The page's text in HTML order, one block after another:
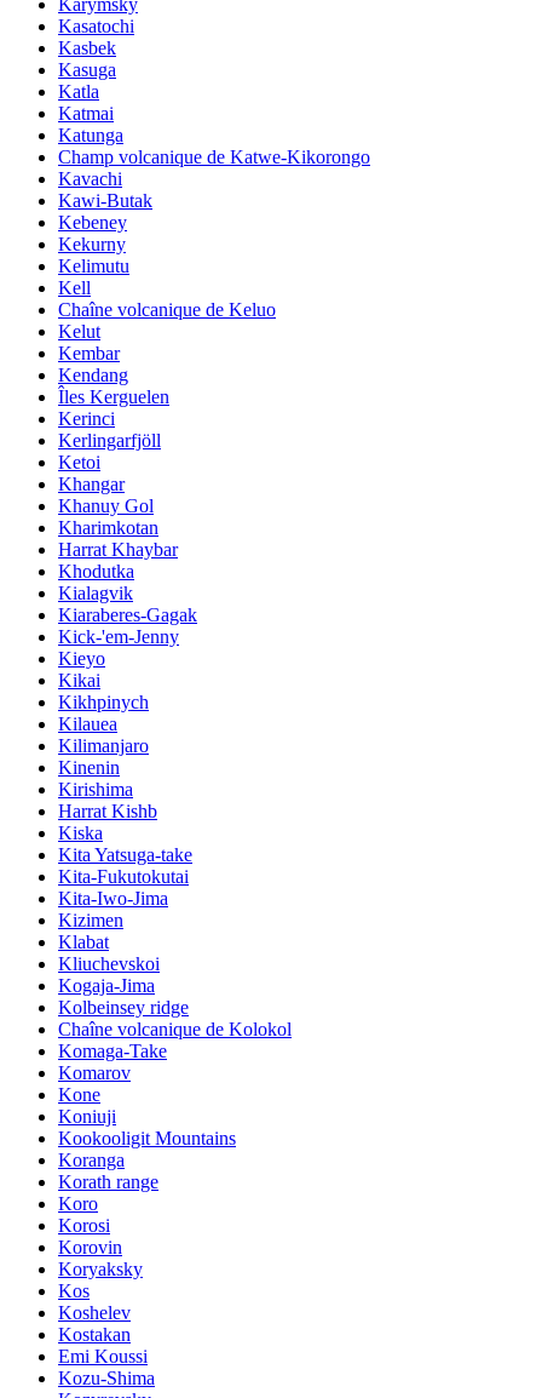
Kasatochi
Kasbek
Kasuga
Katla
Katmai
Katunga
Champ volcanique de Katwe-Kikorongo
Kavachi
Kawi-Butak
Kebeney
Kekurny
Kelimutu
Kell
Chaîne volcanique de Keluo
Kelut
Kembar
Kendang
Îles Kerguelen
Kerinci
Kerlingarfjöll
Ketoi
Khangar
Khanuy Gol
Kharimkotan
Harrat Khaybar
Khodutka
Kialagvik
Kiaraberes-Gagak
Kick-'em-Jenny
Kieyo
Kikai
Kikhpinych
Kilauea
Kilimanjaro
Kinenin
Kirishima
Harrat Kishb
Kiska
Kita Yatsuga-take
Kita-Fukutokutai
Kita-Iwo-Jima
Kizimen
Klabat
Kliuchevskoi
Kogaja-Jima
Kolbeinsey ridge
Chaîne volcanique de Kolokol
Komaga-Take
Komarov
Kone
Koniuji
Kookooligit Mountains
Koranga
Korath range
Koro
Korosi
Korovin
Koryaksky
Kos
Koshelev
Kostakan
Emi Koussi
Kozu-Shima